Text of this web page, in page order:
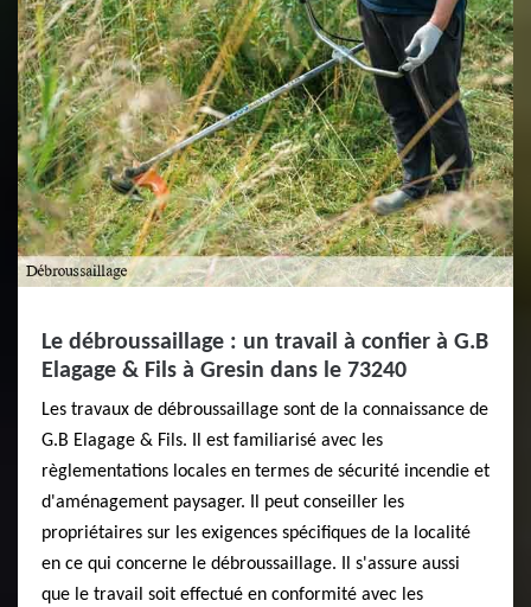
Le débroussaillage : un travail à confier à G.B
Elagage & Fils à Gresin dans le 73240
Les travaux de débroussaillage sont de la connaissance de
G.B Elagage & Fils. Il est familiarisé avec les
règlementations locales en termes de sécurité incendie et
d'aménagement paysager. Il peut conseiller les
propriétaires sur les exigences spécifiques de la localité
en ce qui concerne le débroussaillage. Il s'assure aussi
que le travail soit effectué en conformité avec les